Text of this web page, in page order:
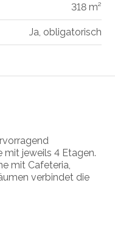
jeweils 4 Etagen.
mit Cafeteria,
verbindet die
318 m²
Ja, obligatorisch